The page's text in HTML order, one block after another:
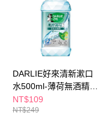
DARLIE好來清新漱口
水500ml-薄荷無酒精
(包裝隨機出貨)
NT$109
NT$249